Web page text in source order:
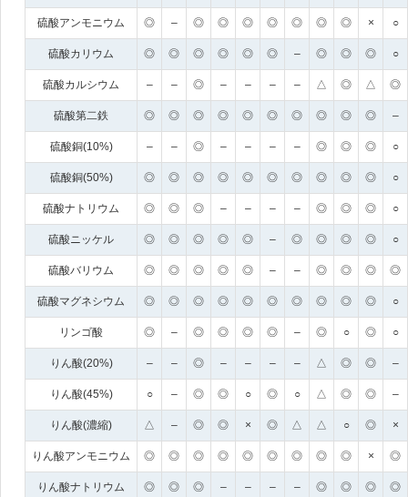
硫酸アンモニウム ◎ – ◎ ◎ ◎ ◎ ◎ ◎ ◎ × ○
硫酸カリウム ◎ ◎ ◎ ◎ ◎ ◎ – ◎ ◎ ◎ ○
硫酸カルシウム – – ◎ – – – – △ ◎ △ ◎
硫酸第二鉄 ◎ ◎ ◎ ◎ ◎ ◎ ◎ ◎ ◎ ◎ –
硫酸銅(10%) – – ◎ – – – – ◎ ◎ ◎ ○
硫酸銅(50%) ◎ ◎ ◎ ◎ ◎ ◎ ◎ ◎ ◎ ◎ ○
硫酸ナトリウム ◎ ◎ ◎ – – – – ◎ ◎ ◎ ○
硫酸ニッケル ◎ ◎ ◎ ◎ ◎ – ◎ ◎ ◎ ◎ ○
硫酸バリウム ◎ ◎ ◎ ◎ ◎ – – ◎ ◎ ◎ ◎
硫酸マグネシウム ◎ ◎ ◎ ◎ ◎ ◎ ◎ ◎ ◎ ◎ ○
リンゴ酸 ◎ – ◎ ◎ ◎ ◎ – ◎ ○ ◎ ○
りん酸(20%) – – ◎ – – – – △ ◎ ◎ –
りん酸(45%) ○ – ◎ ◎ ○ ◎ ○ △ ◎ ◎ –
りん酸(濃縮) △ – ◎ ◎ × ◎ △ △ ○ ◎ ×
りん酸アンモニウム ◎ ◎ ◎ ◎ ◎ ◎ ◎ ◎ ◎ × ◎
りん酸ナトリウム ◎ ◎ ◎ – – – – ◎ ◎ ◎ ◎